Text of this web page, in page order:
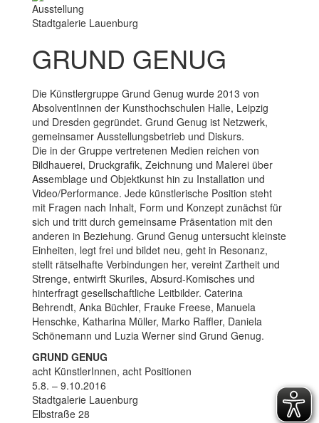
Ausstellung
Stadtgalerie Lauenburg
GRUND GENUG
Die Künstlergruppe Grund Genug wurde 2013 von
AbsolventInnen der Kunsthochschulen Halle, Leipzig
und Dresden gegründet. Grund Genug ist Netzwerk,
gemeinsamer Ausstellungsbetrieb und Diskurs.
Die in der Gruppe vertretenen Medien reichen von
Bildhauerei, Druckgrafik, Zeichnung und Malerei über
Assemblage und Objektkunst hin zu Installation und
Video/Performance. Jede künstlerische Position steht
mit Fragen nach Inhalt, Form und Konzept zunächst für
sich und tritt durch gemeinsame Präsentation mit den
anderen in Beziehung. Grund Genug untersucht kleinste
Einheiten, legt frei und bildet neu, geht in Resonanz,
stellt rätselhafte Verbindungen her, vereint Zartheit und
Strenge, entwirft Skuriles, Absurd-Komisches und
hinterfragt gesellschaftliche Leitbilder. Caterina
Behrendt, Anka Büchler, Frauke Freese, Manuela
Henschke, Katharina Müller, Marko Raffler, Daniela
Schönemann und Luzia Werner sind Grund Genug.
GRUND GENUG
acht KünstlerInnen, acht Positionen
5.8. – 9.10.2016
Stadtgalerie Lauenburg
Elbstraße 28